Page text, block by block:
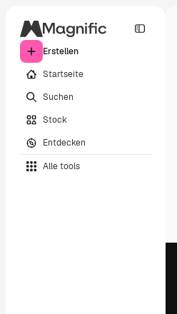
Erstellen
Startseite
Suchen
Stock
Entdecken
Alle tools